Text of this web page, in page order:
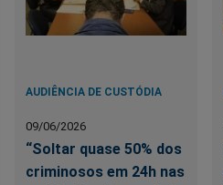
AUDIÊNCIA DE CUSTÓDIA
09/06/2026
“Soltar quase 50% dos
criminosos em 24h nas